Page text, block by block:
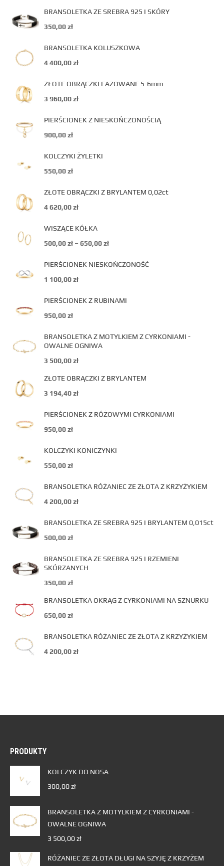
BRANSOLETKA ZE SREBRA 925 I SKÓRY
350,00zł
BRANSOLETKA KOLUSZKOWA
4 400,00zł
ZŁOTE OBRĄCZKI FAZOWANE 5-6mm
3 960,00zł
PIERŚCIONEK Z NIESKOŃCZONOŚCIĄ
900,00zł
KOLCZYKI ŻYLETKI
550,00zł
ZŁOTE OBRĄCZKI Z BRYLANTEM 0,02ct
4 620,00zł
WISZĄCE KÓŁKA
500,00zł – 650,00zł
PIERŚCIONEK NIESKOŃCZONOŚĆ
1 100,00zł
PIERŚCIONEK Z RUBINAMI
950,00zł
BRANSOLETKA Z MOTYLKIEM Z CYRKONIAMI -
OWALNE OGNIWA
3 500,00zł
ZŁOTE OBRĄCZKI Z BRYLANTEM
3 194,40zł
PIERŚCIONEK Z RÓŻOWYMI CYRKONIAMI
950,00zł
KOLCZYKI KONICZYNKI
550,00zł
BRANSOLETKA RÓŻANIEC ZE ZŁOTA Z KRZYŻYKIEM
4 200,00zł
BRANSOLETKA ZE SREBRA 925 I BRYLANTEM 0,015ct
500,00zł
BRANSOLETKA ZE SREBRA 925 I RZEMIENI
SKÓRZANYCH
350,00zł
BRANSOLETKA OKRĄG Z CYRKONIAMI NA SZNURKU
650,00zł
BRANSOLETKA RÓŻANIEC ZE ZŁOTA Z KRZYŻYKIEM
4 200,00zł
PRODUKTY
KOLCZYK DO NOSA
300,00zł
BRANSOLETKA Z MOTYLKIEM Z CYRKONIAMI -
OWALNE OGNIWA
3 500,00zł
RÓŻANIEC ZE ZŁOTA DŁUGI NA SZYJĘ Z KRZYŻEM